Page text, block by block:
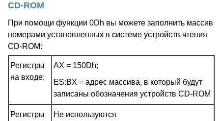
CD-ROM
При помощи функции 0Dh вы можете заполнить массив
номерами установленных в системе устройств чтения
CD-ROM:
Регистры
на входе:
AX = 150Dh;
ES:BX = адрес массива, в который будут
записаны обозначения устройств CD-ROM
Регистры
Не используются